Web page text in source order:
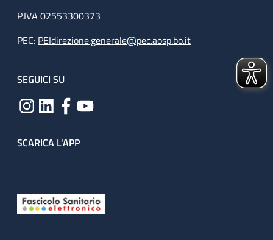
P.IVA 02553300373
PEC: PEIdirezione.generale@pec.aosp.bo.it
SEGUICI SU
SCARICA L'APP